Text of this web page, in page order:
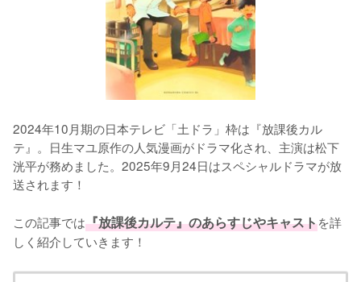
2024年10月期の日本テレビ「土ドラ」枠は『放課後カル
テ』。日生マユ原作の人気漫画がドラマ化され、主演は松下
洸平が務めました。2025年9月24日はスペシャルドラマが放
送されます！
この記事では『放課後カルテ』のあらすじやキャストを詳
しく紹介していきます！